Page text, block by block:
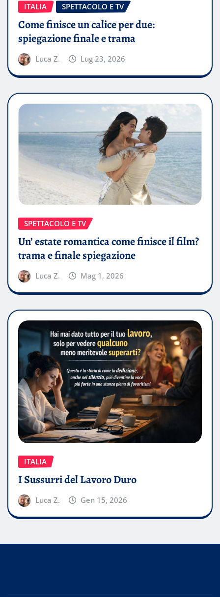
ITALIA SPETTACOLO E TV
Come finisce un calice per due:
spiegazione finale e trama
Luca Z. Lug 23, 2026
SPETTACOLO E TV
Un’ estate romantica come finisce il film?
trama e finale spiegazione
Luca Z. Mag 1, 2026
ITALIA
I Sussurri del Lavoro Duro
Luca Z. Gen 15, 2026